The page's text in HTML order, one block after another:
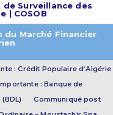
Surveillance des
| COSOB
Marché Financier
: Crédit Populaire d’Algérie
: Banque de
Communiqué post